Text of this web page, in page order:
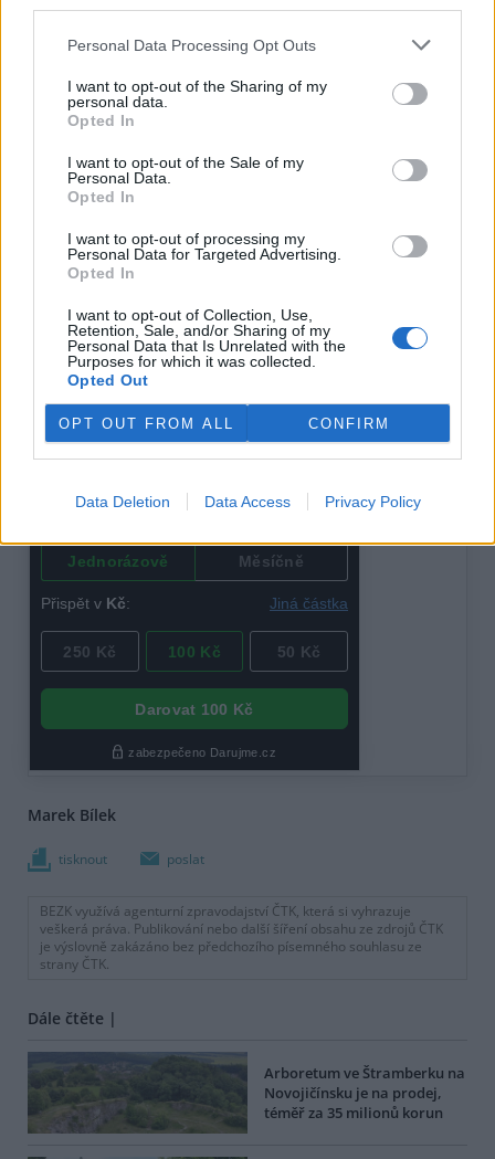
Personal Data Processing Opt Outs
I want to opt-out of the Sharing of my
personal data.
Opted In
I want to opt-out of the Sale of my
Personal Data.
Opted In
I want to opt-out of processing my
Personal Data for Targeted Advertising.
Opted In
I want to opt-out of Collection, Use,
Retention, Sale, and/or Sharing of my
Personal Data that Is Unrelated with the
Purposes for which it was collected.
Opted Out
OPT OUT FROM ALL CONFIRM
Data Deletion Data Access Privacy Policy
Slavonice a chystané
referendum, které má
rozhodnout o pokácení
Slavonice se nacházejí poblíž hranic s Rakouskem a od 12.
Prahou a Vídní. V současnosti ve městě žije přibližně 2300
obyvatel. Ve Slavonicích se v létě pravidelně koná
populární kulturní festival, který nabízí řadu vystoupení a
umělci, kteří ve městě tráví volný čas nebo zde mají
rekreační objekty.
Marek Bílek
tisknout poslat
BEZK využívá agenturní zpravodajství ČTK, která si vyhrazuje
veškerá práva. Publikování nebo další šíření obsahu ze zdrojů ČTK
je výslovně zakázáno bez předchozího písemného souhlasu ze
strany ČTK.
Dále čtěte |
Arboretum ve Štramberku na
Novojičínsku je na prodej,
téměř za 35 milionů korun